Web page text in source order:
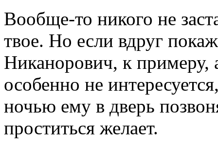
Вообще-то никого не
твое. Но если вдруг
Никанорович, к примеру,
особенно не
ночью ему в дверь
проститься желает.